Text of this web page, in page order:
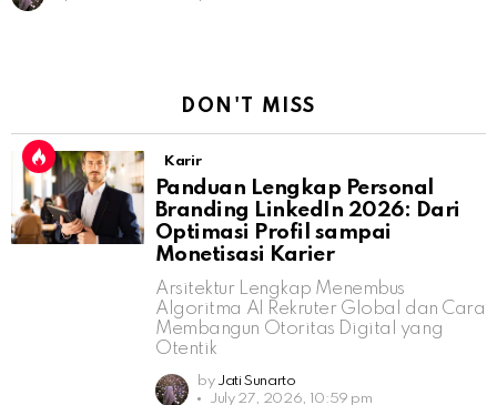
DON'T MISS
Karir
Panduan Lengkap Personal
Branding LinkedIn 2026: Dari
Optimasi Profil sampai
Monetisasi Karier
Arsitektur Lengkap Menembus
Algoritma AI Rekruter Global dan Cara
Membangun Otoritas Digital yang
Otentik
by Jati Sunarto
July 27, 2026, 10:59 pm